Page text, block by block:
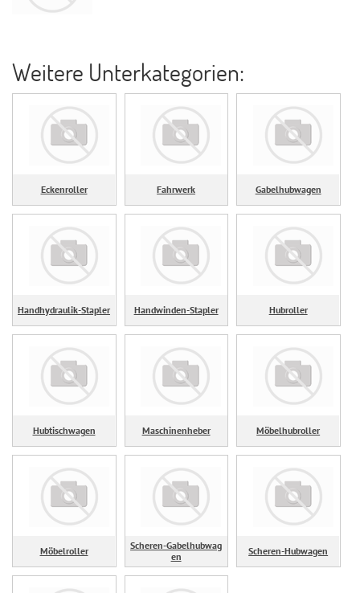
Weitere Unterkategorien:
Eckenroller Fahrwerk Gabelhubwagen
Handhydraulik-Stapler Handwinden-Stapler Hubroller
Hubtischwagen Maschinenheber Möbelhubroller
Möbelroller
Scheren-Gabelhubwag
en
Scheren-Hubwagen